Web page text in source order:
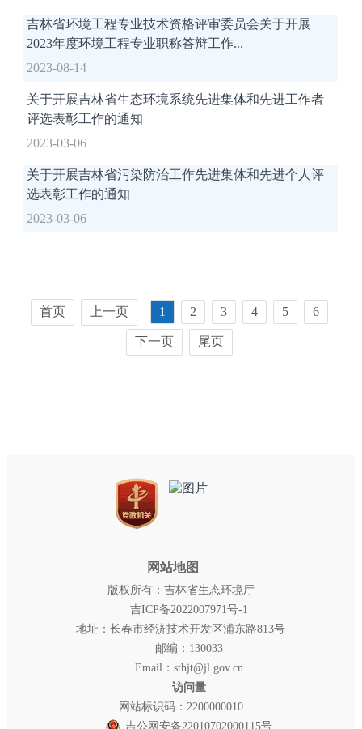
吉林省环境工程专业技术资格评审委员会关于开展
2023年度环境工程专业职称答辩工作...
2023-08-14
关于开展吉林省生态环境系统先进集体和先进工作者
评选表彰工作的通知
2023-03-06
关于开展吉林省污染防治工作先进集体和先进个人评
选表彰工作的通知
2023-03-06
首页 上一页 1 2 3 4 5 6
下一页 尾页
网站地图
版权所有：吉林省生态环境厅
吉ICP备2022007971号-1
地址：长春市经济技术开发区浦东路813号
邮编：130033
Email：sthjt@jl.gov.cn
访问量
网站标识码：2200000010
吉公网安备22010702000115号